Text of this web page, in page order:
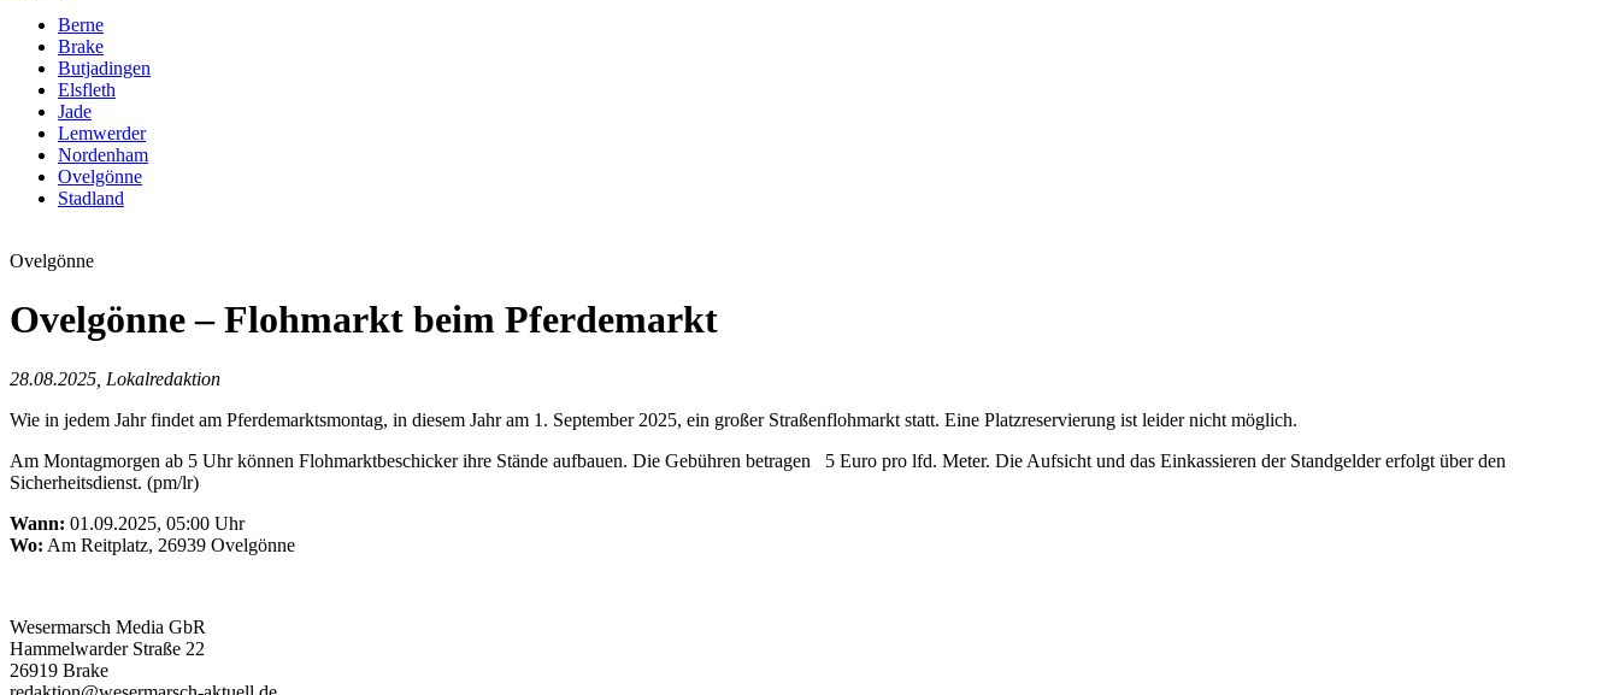
Berne
Brake
Butjadingen
Elsfleth
Jade
Lemwerder
Nordenham
Ovelgönne
Stadland
Ovelgönne
Ovelgönne – Flohmarkt beim Pferdemarkt
28.08.2025, Lokalredaktion
Wie in jedem Jahr findet am Pferdemarktsmontag, in diesem Jahr am 1. September 2025, ein großer Straßenflohmarkt statt. Eine Platzreservierung ist leider nicht möglich.
Am Montagmorgen ab 5 Uhr können Flohmarktbeschicker ihre Stände aufbauen. Die Gebühren betragen 5 Euro pro lfd. Meter. Die Aufsicht und das Einkassieren der Standgelder erfolgt über den
Sicherheitsdienst. (pm/lr)
Wann: 01.09.2025, 05:00 Uhr
Wo: Am Reitplatz, 26939 Ovelgönne
Wesermarsch Media GbR
Hammelwarder Straße 22
26919 Brake